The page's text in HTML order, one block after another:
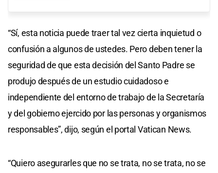
“Sí, esta noticia puede traer tal vez cierta inquietud o
confusión a algunos de ustedes. Pero deben tener la
seguridad de que esta decisión del Santo Padre se
produjo después de un estudio cuidadoso e
independiente del entorno de trabajo de la Secretaría
y del gobierno ejercido por las personas y organismos
responsables”, dijo, según el portal Vatican News.
“Quiero asegurarles que no se trata, no se trata, no se